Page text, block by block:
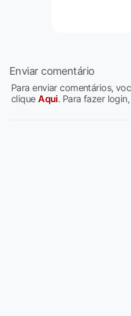
Enviar comentário
Para enviar comentários,
cliqueAqui. Para fazer